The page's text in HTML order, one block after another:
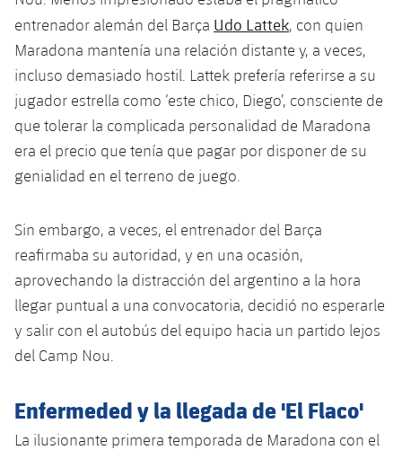
entrenador alemán del Barça Udo Lattek, con quien
Maradona mantenía una relación distante y, a veces,
incluso demasiado hostil. Lattek prefería referirse a su
jugador estrella como ‘este chico, Diego’, consciente de
que tolerar la complicada personalidad de Maradona
era el precio que tenía que pagar por disponer de su
genialidad en el terreno de juego.
Sin embargo, a veces, el entrenador del Barça
reafirmaba su autoridad, y en una ocasión,
aprovechando la distracción del argentino a la hora
llegar puntual a una convocatoria, decidió no esperarle
y salir con el autobús del equipo hacia un partido lejos
del Camp Nou.
Enfermeded y la llegada de 'El Flaco'
La ilusionante primera temporada de Maradona con el